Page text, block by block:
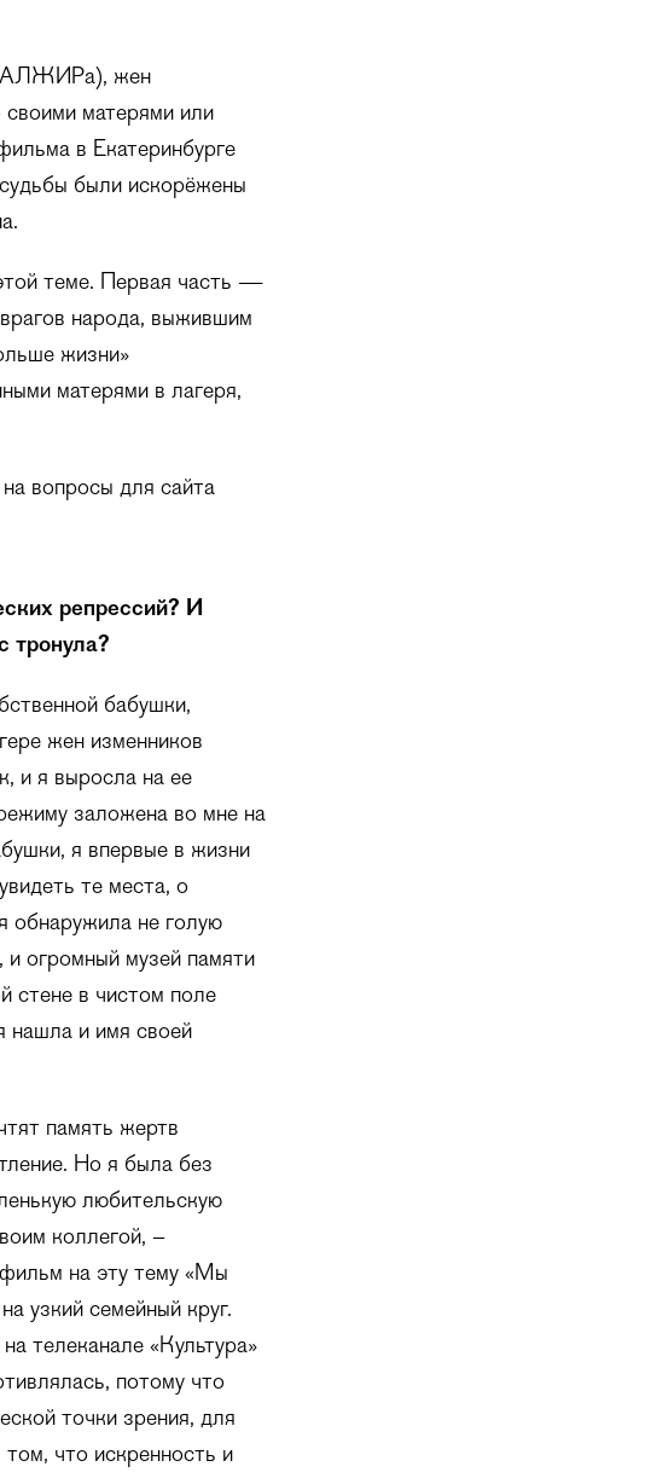
(АЛЖИРа), жен
матерями или
в Екатеринбурге
были искорёжены
теме. Первая часть —
народа, выжившим
жизни»
матерями в лагеря,
на вопросы для сайта
репрессий? И
тронула?
бабушки,
жен изменников
и я выросла на ее
заложена во мне на
я впервые в жизни
те места, о
не голую
огромный музей памяти
стене в чистом поле
нашла и имя своей
память жертв
Но я была без
любительскую
коллегой, –
на эту тему «Мы
узкий семейный круг.
телеканале «Культура»
потому что
точки зрения, для
что искренность и